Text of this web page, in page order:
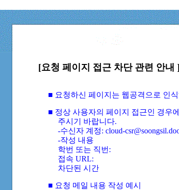
[요청 페이지 접근 차단 관련 안내 ]
■ 요청하신 페이지는 웹공격으로 인
■ 정상 사용자의 페이지 접근인 경우
주시기 바랍니다.
-수신자 계정: cloud-
-작성 내용
학번 또는 직번:
접속 URL:
차단된 시간
■ 요청 메일 내용 작성 예시